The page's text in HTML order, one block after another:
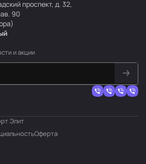
проспект, д. 32,
90
и акции
Элит
Оферта